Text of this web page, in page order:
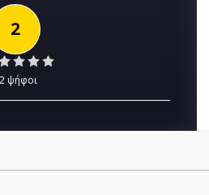
2
ψήφοι